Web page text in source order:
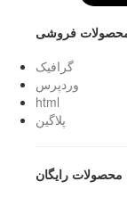
فروشی
گرافیک
وردپرس
html
پلاگین
محصولات رایگان